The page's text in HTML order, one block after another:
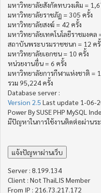
มหาวิทยาลัยสังกัดทบวงเดิม =
มหาวิทยาลัยราชภัฏ = 305 ครั้ง
มหาวิทยาลัยสงฆ์ = 42 ครั้ง
มหาวิทยาลัยเทคโนโลยีราชมงคล
สถาบันพระบรมราชชนก = 12 ครั้
มหาวิทยาลัยเอกชน = 10 ครั้ง
หน่วยงานอื่น = 6 ครั้ง
มหาวิทยาลัยการกีฬาแห่งชาติ = 1
รวม 95,224 ครั้ง
Database server :
Version 2.5 Last update 1-06-
Power By SUSE PHP MySQL
มีปัญหาในการใช้งานติดต่อผ่านร
Server : 8.199.134
Client : Not ThaiLIS Member
From IP : 216.73.217.172